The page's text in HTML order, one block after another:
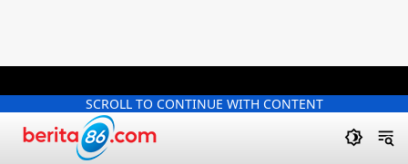
SCROLL TO CONTINUE WITH CONTENT